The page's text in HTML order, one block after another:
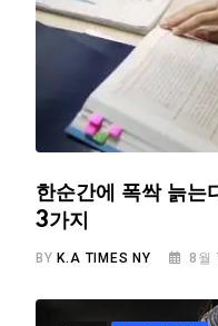
한순간에 폭싹 늙는
3가지
BY K.A TIMES NY 8월